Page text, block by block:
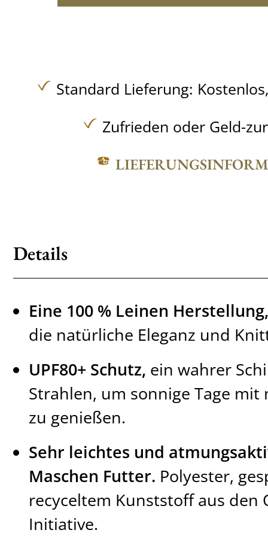
Standard Lieferung:
Zufrieden oder Geld-
Details
Eine 100 % Leinen
die natürliche Eleganz und
UPF80+ Schutz, ein wahrer
Strahlen, um sonnige Tage mit
zu genießen.
Sehr leichtes und
Maschen Futter. Polyester,
recyceltem Kunststoff aus den
Initiative.